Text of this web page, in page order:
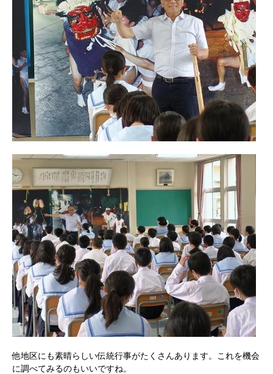
他地区にも素晴らしい伝統行事がたくさんあります。これを機会
に調べてみるのもいいですね。